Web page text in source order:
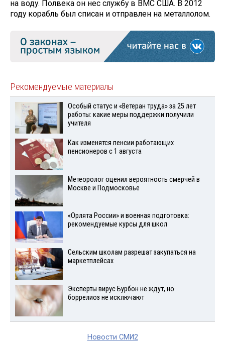
на воду. Полвека он нес службу в ВМС США. В 2012
году корабль был списан и отправлен на металлолом.
Рекомендуемые материалы
Особый статус и «Ветеран труда» за 25 лет
работы: какие меры поддержки получили
учителя
Как изменятся пенсии работающих
пенсионеров с 1 августа
Метеоролог оценил вероятность смерчей в
Москве и Подмосковье
«Орлята России» и военная подготовка:
рекомендуемые курсы для школ
Сельским школам разрешат закупаться на
маркетплейсах
Эксперты вирус Бурбон не ждут, но
боррелиоз не исключают
Новости СМИ2